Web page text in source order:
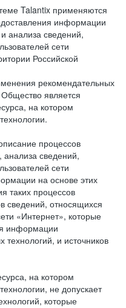
Talantix применяются
информации
анализа сведений,
сети
Российской
рекомендательных
является
на котором
процессов
анализа сведений,
сети
на основе этих
таких процессов
сведений, относящихся
«Интернет», которые
информации
и источников
на котором
не допускает
которые